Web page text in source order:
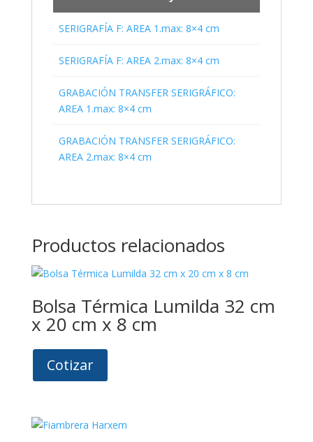
SERIGRAFÍA F: AREA 1.max: 8×4 cm
SERIGRAFÍA F: AREA 2.max: 8×4 cm
GRABACIÓN TRANSFER SERIGRÁFICO:
AREA 1.max: 8×4 cm
GRABACIÓN TRANSFER SERIGRÁFICO:
AREA 2.max: 8×4 cm
Productos relacionados
Bolsa Térmica Lumilda 32 cm
x 20 cm x 8 cm
Cotizar